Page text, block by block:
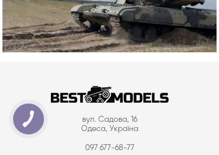
вул. Садова, 16
Одеса, Україна
097 677-68-77